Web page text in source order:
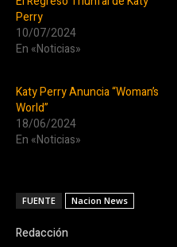
Perry
10/07/2024
En «Noticias»
Katy Perry Anuncia “Woman’s
World”
18/06/2024
En «Noticias»
FUENTE Nacion News
Redacción